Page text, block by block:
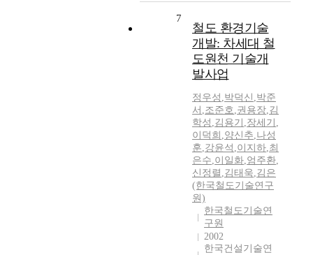
7
철도 환경기술
개발: 차세대 철
도원천 기술개
발사업
정우성 ,박덕신 ,박준
서 ,조준호,권용장,김
학성 ,김용기 ,장세기 ,
이덕희 ,양신추,나성
훈,강윤석 ,이지하,최
은수,이일화,엄주환,
신정렬 ,김태욱,김은
(한국철도기술연구
원)
한국철도기술연
구원
2002
한국건설기술연